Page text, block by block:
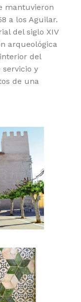
mantuvieron
a los Aguilar.
del siglo XIV
arqueológica
del
servicio y
de una